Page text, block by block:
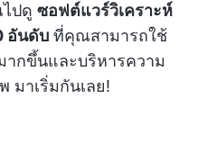
ปดู ซอฟต์แวร์วิเคราะห์
อันดับ ที่คุณสามารถใช้
ากขึ้นและบริหารความ
มาเริ่มกันเลย!